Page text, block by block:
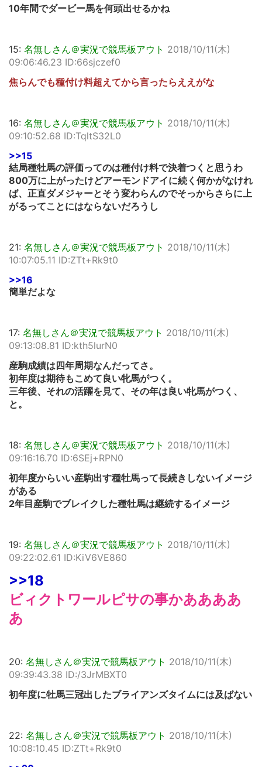
10年間でダービー馬を何頭出せるかね
15: 名無しさん＠実況で競馬板アウト 2018/10/11(木)
09:06:46.23 ID:66sjczef0
焦らんでも種付け料超えてから言ったらええがな
16: 名無しさん＠実況で競馬板アウト 2018/10/11(木)
09:10:52.68 ID:TqltS32L0
>>15
結局種牡馬の評価ってのは種付け料で決着つくと思うわ
800万に上がったけどアーモンドアイに続く何かがなけれ
ば、正直ダメジャーとそう変わらんのでそっからさらに上
がるってことにはならないだろうし
21: 名無しさん＠実況で競馬板アウト 2018/10/11(木)
10:07:05.11 ID:ZTt+Rk9t0
>>16
簡単だよな
17: 名無しさん＠実況で競馬板アウト 2018/10/11(木)
09:13:08.81 ID:kth5lurN0
産駒成績は四年周期なんだってさ。
初年度は期待もこめて良い牝馬がつく。
三年後、それの活躍を見て、その年は良い牝馬がつく、
と。
18: 名無しさん＠実況で競馬板アウト 2018/10/11(木)
09:16:16.70 ID:6SEj+RPN0
初年度からいい産駒出す種牡馬って長続きしないイメージ
がある
2年目産駒でブレイクした種牡馬は継続するイメージ
19: 名無しさん＠実況で競馬板アウト 2018/10/11(木)
09:22:02.61 ID:KiV6VE860
>>18
ビィクトワールピサの事かああああ
あ
20: 名無しさん＠実況で競馬板アウト 2018/10/11(木)
09:39:43.38 ID:/3JrMBXT0
初年度に牡馬三冠出したブライアンズタイムには及ばない
22: 名無しさん＠実況で競馬板アウト 2018/10/11(木)
10:08:10.45 ID:ZTt+Rk9t0